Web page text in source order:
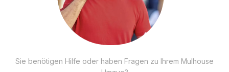
Sie benötigen Hilfe oder haben Fragen zu Ihrem Mulhouse